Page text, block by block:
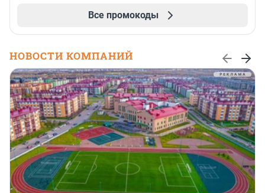
Все промокоды
НОВОСТИ КОМПАНИЙ